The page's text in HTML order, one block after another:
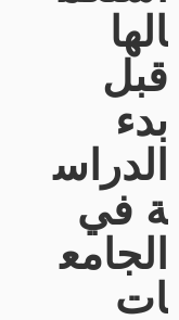
الها
قبل
بدء
الدراس
ة في
الجامع
ات